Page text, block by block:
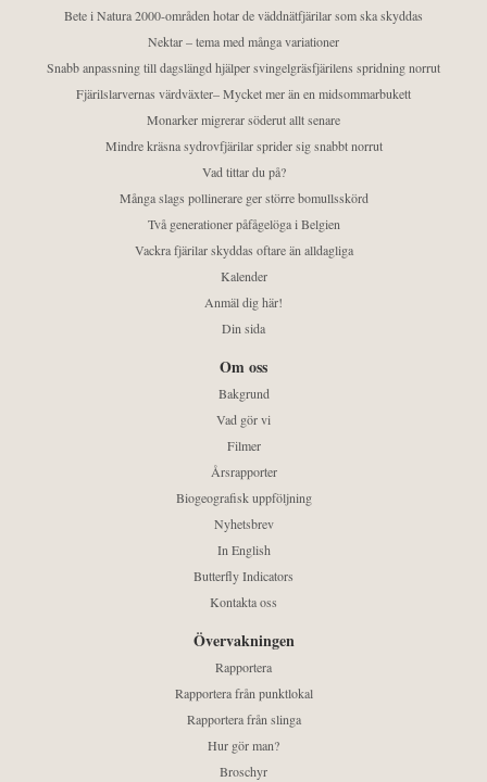
Bete i Natura 2000-områden hotar de väddnätfjärilar som ska skyddas
Nektar – tema med många variationer
Snabb anpassning till dagslängd hjälper svingelgräsfjärilens spridning norrut
Fjärilslarvernas värdväxter– Mycket mer än en midsommarbukett
Monarker migrerar söderut allt senare
Mindre kräsna sydrovfjärilar sprider sig snabbt norrut
Vad tittar du på?
Många slags pollinerare ger större bomullsskörd
Två generationer påfågelöga i Belgien
Vackra fjärilar skyddas oftare än alldagliga
Kalender
Anmäl dig här!
Din sida
Om oss
Bakgrund
Vad gör vi
Filmer
Årsrapporter
Biogeografisk uppföljning
Nyhetsbrev
In English
Butterfly Indicators
Kontakta oss
Övervakningen
Rapportera
Rapportera från punktlokal
Rapportera från slinga
Hur gör man?
Broschyr